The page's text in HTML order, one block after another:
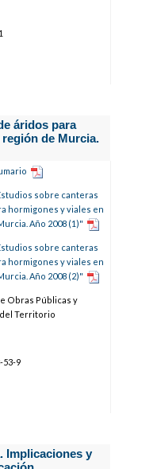
áridos para
de Murcia.
sobre canteras
hormigones y viales en
Año 2008 (1)"
sobre canteras
hormigones y viales en
Año 2008 (2)"
Obras Públicas y
Territorio
53-9
Implicaciones y